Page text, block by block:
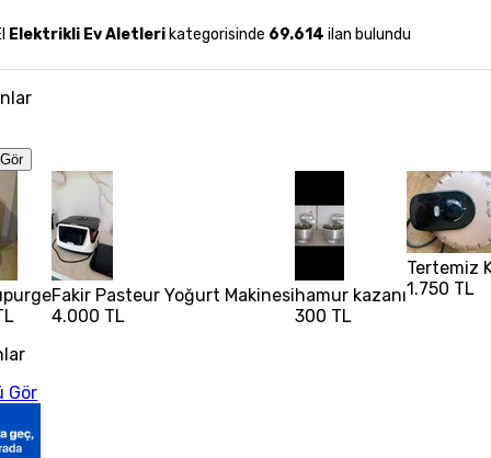
Elektrikli Ev Aletleri kategorisinde 69.614 ilan bulundu
Fakir Pasteur Yoğurt Makinesi
4.000 TL
hamur kazanı
300 TL
Tertemiz
1.750 TL
Gör